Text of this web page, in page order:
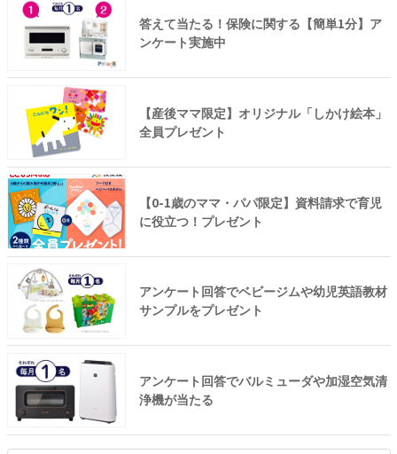
答えて当たる！保険に関する【簡単1分】ア
ンケート実施中
【産後ママ限定】オリジナル「しかけ絵本」
全員プレゼント
【0-1歳のママ・パパ限定】資料請求で育児
に役立つ！プレゼント
アンケート回答でベビージムや幼児英語教材
サンプルをプレゼント
アンケート回答でバルミューダや加湿空気清
浄機が当たる